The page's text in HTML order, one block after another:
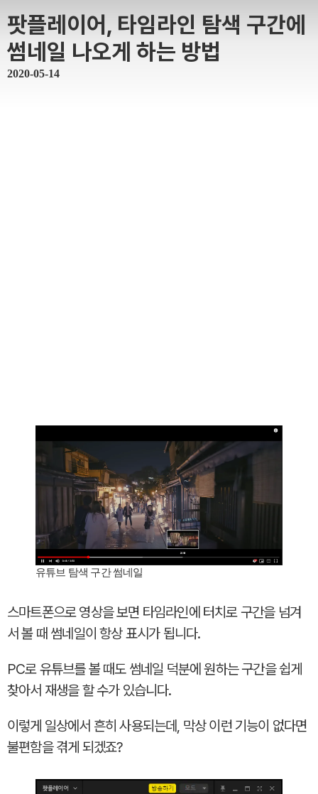
팟플레이어, 타임라인 탐색 구간에
썸네일 나오게 하는 방법
2020-05-14
유튜브 탐색 구간 썸네일
스마트폰으로 영상을 보면 타임라인에 터치로 구간을 넘겨
서 볼 때 썸네일이 항상 표시가 됩니다.
PC로 유튜브를 볼 때도 썸네일 덕분에 원하는 구간을 쉽게
찾아서 재생을 할 수가 있습니다.
이렇게 일상에서 흔히 사용되는데, 막상 이런 기능이 없다면
불편함을 겪게 되겠죠?